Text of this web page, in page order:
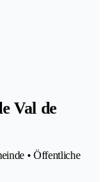
Val de
• Öffentliche